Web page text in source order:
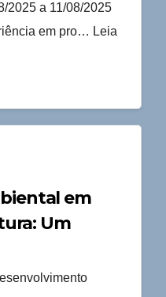
2025 a 11/08/2025
em pro… Leia
em
Um